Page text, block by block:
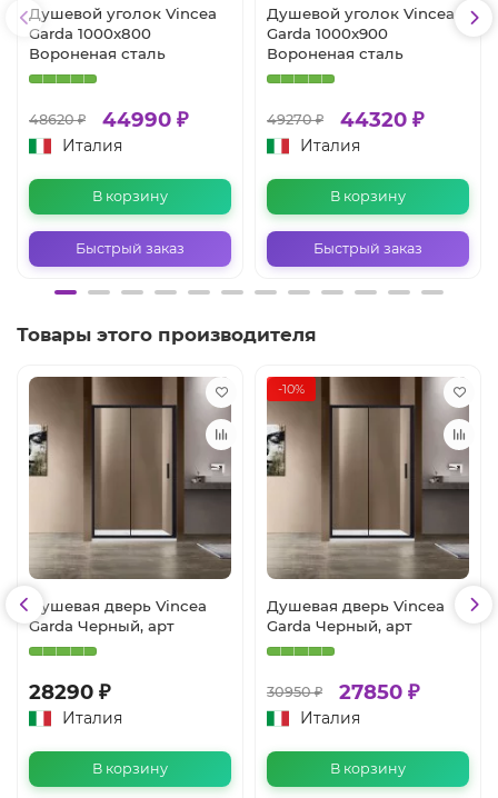
Душевой уголок Vincea
Garda 1000x800
Вороненая сталь
48620 ₽ 44990 ₽
Италия
В корзину
Быстрый заказ
Душевой уголок Vincea
Garda 1000x900
Вороненая сталь
49270 ₽ 44320 ₽
Италия
В корзину
Быстрый заказ
Товары этого производителя
Душевая дверь Vincea
Garda Черный, арт
28290 ₽
Италия
В корзину
-10%
Душевая дверь Vincea
Garda Черный, арт
30950 ₽ 27850 ₽
Италия
В корзину